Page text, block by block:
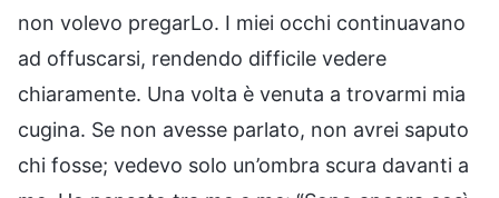
non volevo pregarLo. I miei occhi continuavano
ad offuscarsi, rendendo difficile vedere
chiaramente. Una volta è venuta a trovarmi mia
cugina. Se non avesse parlato, non avrei saputo
chi fosse; vedevo solo un’ombra scura davanti a